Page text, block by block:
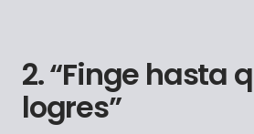
2. “Finge hasta
logres”